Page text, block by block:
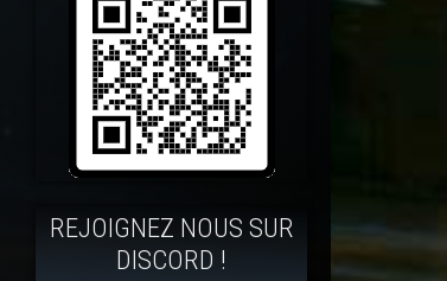
REJOIGNEZ NOUS SUR
DISCORD !